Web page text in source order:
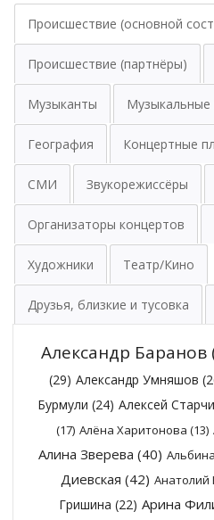
Происшествие (основной
Происшествие (партнёры)
Музыканты Музыкальные
География Концертные
СМИ Звукорежиссёры
Организаторы концертов
Художники Театр/Кино
Друзья, близкие и тусовка
Александр Баранов
(29) Александр Умняшов
Бурмули (24) Алексей
(17) Алёна Харитонова (13)
Алина Зверева (40)
Диевская (42) Анатолий
Гришина (22) Арина